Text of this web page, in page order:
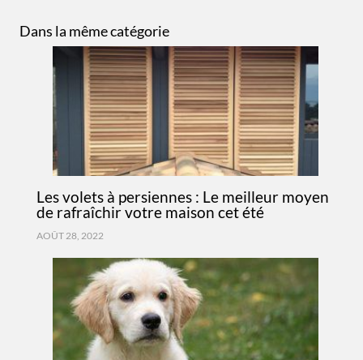
Dans la même catégorie
Les volets à persiennes : Le meilleur moyen
de rafraîchir votre maison cet été
AOÛT 28, 2022